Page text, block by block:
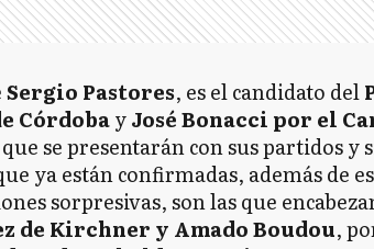
Sergio Pastores, es el candidato del
CórdobayJosé Bonacci por el
se presentarán con sus partidos y
ya están confirmadas, además de
sorpresivas, son las que
de Kirchner y Amado Boudou,